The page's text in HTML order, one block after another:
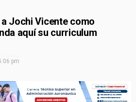
Jochi Vicente como
aquí su curriculum
pm